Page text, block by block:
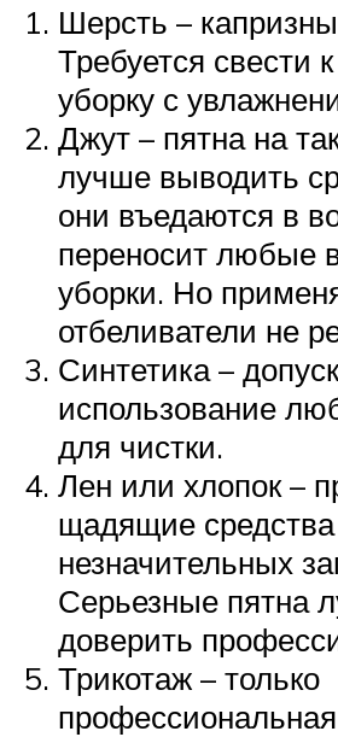
Шерсть –
Требуется свести
уборку с
Джут – пятна на
лучше выводить
они въедаются в
переносит любые
уборки. Но
отбеливатели не
Синтетика –
использование
для чистки.
Лен или хлопок –
щадящие
незначительных
Серьезные пятна
доверить
Трикотаж – только